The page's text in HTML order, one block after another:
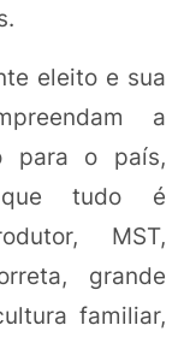
eleito e sua
a
para o país,
que tudo é
MST,
grande
familiar,